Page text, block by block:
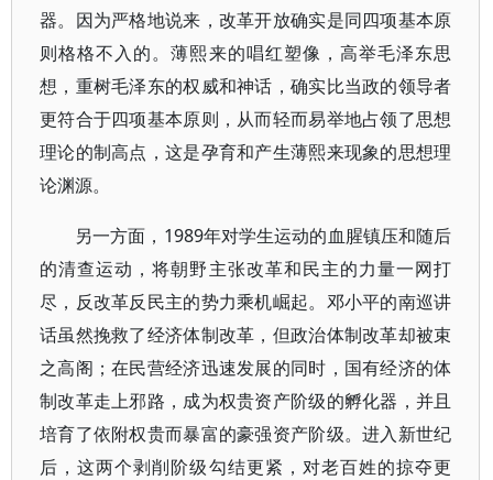
器。因为严格地说来，改革开放确实是同四项基本原
则格格不入的。薄熙来的唱红塑像，高举毛泽东思
想，重树毛泽东的权威和神话，确实比当政的领导者
更符合于四项基本原则，从而轻而易举地占领了思想
理论的制高点，这是孕育和产生薄熙来现象的思想理
论渊源。
另一方面，1989年对学生运动的血腥镇压和随后
的清查运动，将朝野主张改革和民主的力量一网打
尽，反改革反民主的势力乘机崛起。邓小平的南巡讲
话虽然挽救了经济体制改革，但政治体制改革却被束
之高阁；在民营经济迅速发展的同时，国有经济的体
制改革走上邪路，成为权贵资产阶级的孵化器，并且
培育了依附权贵而暴富的豪强资产阶级。进入新世纪
后，这两个剥削阶级勾结更紧，对老百姓的掠夺更